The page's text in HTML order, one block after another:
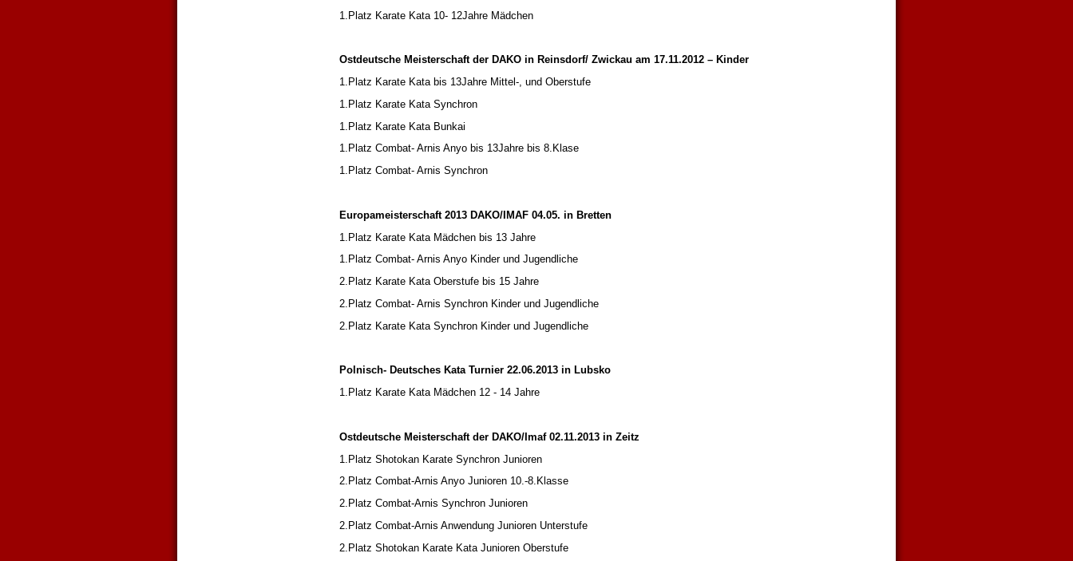
1.Platz Karate Kata 10- 12Jahre Mädchen
Ostdeutsche Meisterschaft der DAKO in Reinsdorf/ Zwickau am 17.11.2012 – Kinder
1.Platz Karate Kata bis 13Jahre Mittel-, und Oberstufe
1.Platz Karate Kata Synchron
1.Platz Karate Kata Bunkai
1.Platz Combat- Arnis Anyo bis 13Jahre bis 8.Klase
1.Platz Combat- Arnis Synchron
Europameisterschaft 2013 DAKO/IMAF 04.05. in Bretten
1.Platz Karate Kata Mädchen bis 13 Jahre
1.Platz Combat- Arnis Anyo Kinder und Jugendliche
2.Platz Karate Kata Oberstufe bis 15 Jahre
2.Platz Combat- Arnis Synchron Kinder und Jugendliche
2.Platz Karate Kata Synchron Kinder und Jugendliche
Polnisch- Deutsches Kata Turnier 22.06.2013 in Lubsko
1.Platz Karate Kata Mädchen 12 - 14 Jahre
Ostdeutsche Meisterschaft der DAKO/Imaf 02.11.2013 in Zeitz
1.Platz Shotokan Karate Synchron Junioren
2.Platz Combat-Arnis Anyo Junioren 10.-8.Klasse
2.Platz Combat-Arnis Synchron Junioren
2.Platz Combat-Arnis Anwendung Junioren Unterstufe
2.Platz Shotokan Karate Kata Junioren Oberstufe